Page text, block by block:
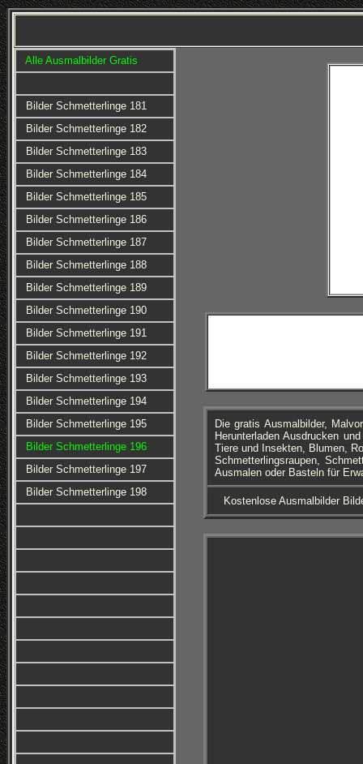
Alle Ausmalbilder Gratis
Bilder Schmetterlinge 181
Bilder Schmetterlinge 182
Bilder Schmetterlinge 183
Bilder Schmetterlinge 184
Bilder Schmetterlinge 185
Bilder Schmetterlinge 186
Bilder Schmetterlinge 187
Bilder Schmetterlinge 188
Bilder Schmetterlinge 189
Bilder Schmetterlinge 190
Bilder Schmetterlinge 191
Bilder Schmetterlinge 192
Bilder Schmetterlinge 193
Bilder Schmetterlinge 194
Bilder Schmetterlinge 195
Bilder Schmetterlinge 196
Bilder Schmetterlinge 197
Bilder Schmetterlinge 198
Die gratis Ausmalbilder,
Herunterladen Ausdrucken
Tiere und Insekten, Blumen,
Schmetterlingsraupen,
Ausmalen oder Basteln für
Kostenlose Ausmalbilder